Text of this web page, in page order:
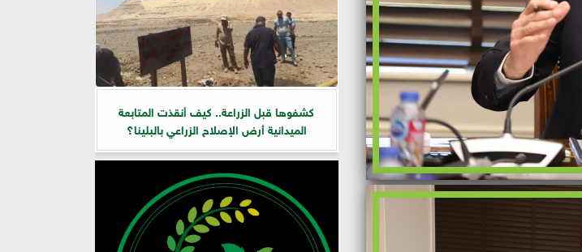
كشفوها قبل الزراعة.. كيف أنقذت المتابعة
الميدانية أرض الإصلاح الزراعي بالبلينا؟